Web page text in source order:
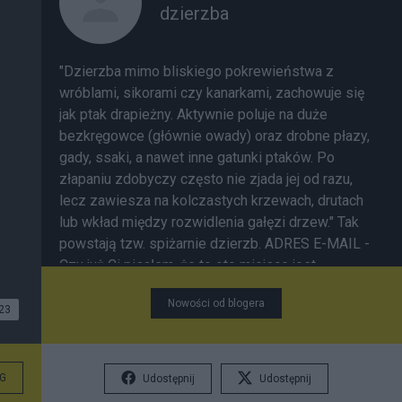
23
dzierzba
"Dzierzba mimo bliskiego pokrewieństwa z
wróblami, sikorami czy kanarkami, zachowuje się
jak ptak drapieżny. Aktywnie poluje na duże
bezkręgowce (głównie owady) oraz drobne płazy,
gady, ssaki, a nawet inne gatunki ptaków. Po
złapaniu zdobyczy często nie zjada jej od razu,
lecz zawiesza na kolczastych krzewach, drutach
lub wkład między rozwidlenia gałęzi drzew." Tak
powstają tzw. spiżarnie dzierzb. ADRES E-MAIL -
Czy już Ci pisałem, że to oto miejsce jest
symbolem mojej niezależności i wiary w wolność
jednostki? - Jakieś pięćdziesiąt razy... /Veszett a
wyróżnić się spośród marionetek i zostać ich
animatorem. W istocie nie ma różnicy między tym,
Nowości od blogera
Udostępnij Udostępnij